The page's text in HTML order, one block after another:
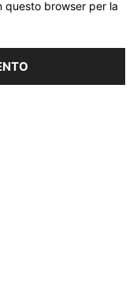
questo browser per la